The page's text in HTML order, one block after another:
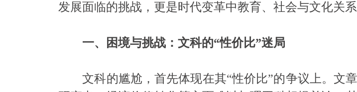
发展面临的挑战，更是时代变革中教育、社会与文化关系
一、困境与挑战：文科的“性价比”迷局
文科的尴尬，首先体现在其“性价比”的争议上。文